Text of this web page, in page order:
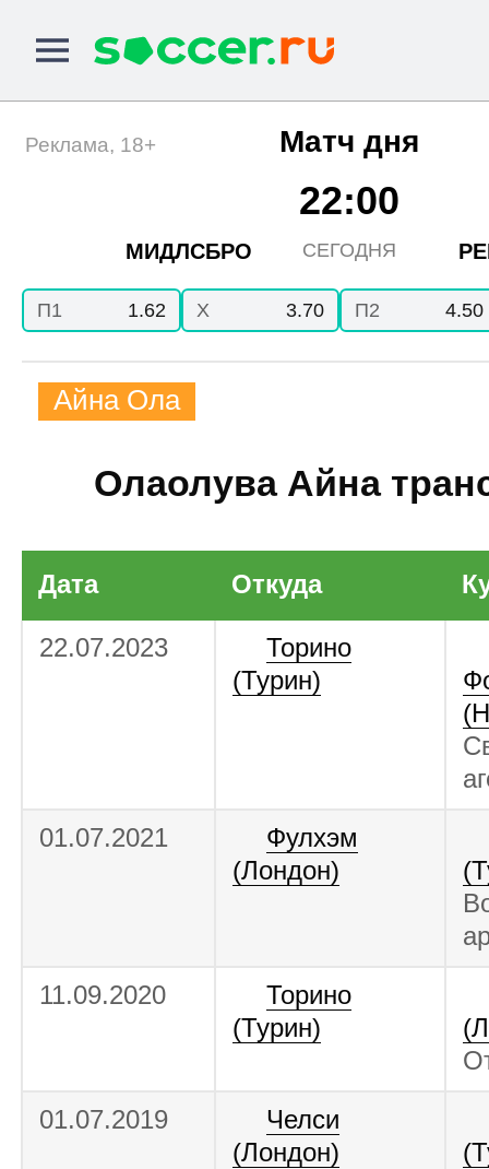
Матч дня
МИДЛСБРО
22:00
СЕГОДНЯ
Реклама, 18+
П1 1.62 X 3.70 П2 4.50
Айна Ола
Олаолува Айна
Дата Откуда
22.07.2023
Торино
(Турин)
01.07.2021
Фулхэм
(Лондон)
11.09.2020
Торино
(Турин)
01.07.2019
Челси
(Лондон)